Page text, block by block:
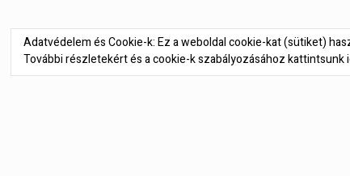
navigáció
Adatvédelem és Cookie-k: Ez a weboldal cookie-kat (sütiket)
További részletekért és a cookie-k szabályozásához kattintsunk